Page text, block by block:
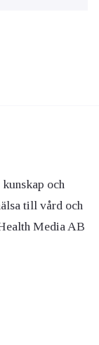
och
till vård och
Media AB